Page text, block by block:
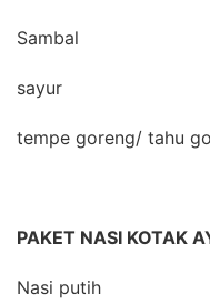
Sambal
sayur
tempe goreng/ tahu
PAKET NASI KOTAK
Nasi putih